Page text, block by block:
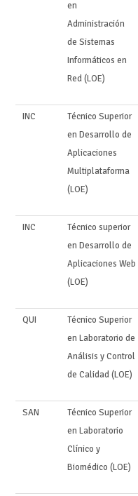
en
Administración
de Sistemas
Informáticos en
Red (LOE)
INC
Técnico Superior
en Desarrollo de
Aplicaciones
Multiplataforma
(LOE)
INC
Técnico superior
en Desarrollo de
Aplicaciones Web
(LOE)
QUI
Técnico Superior
en Laboratorio de
Análisis y Control
de Calidad (LOE)
SAN
Técnico Superior
en Laboratorio
Clínico y
Biomédico (LOE)